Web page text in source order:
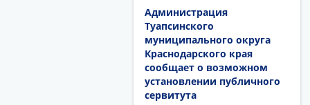
Администрация
Туапсинского
муниципального округа
Краснодарского края
сообщает о возможном
установлении публичного
сервитута